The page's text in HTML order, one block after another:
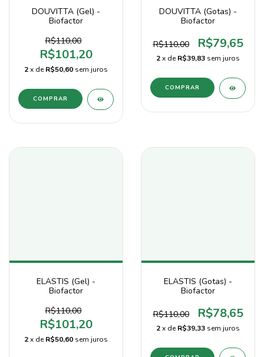
DOUVITTA (Gel) -
Biofactor
R$110,00
R$101,20
2x deR$50,60 sem juros
DOUVITTA (Gotas) -
Biofactor
R$110,00 R$79,65
2x deR$39,83 sem juros
ELASTIS (Gel) -
Biofactor
R$110,00
R$101,20
2x deR$50,60 sem juros
ELASTIS (Gotas) -
Biofactor
R$110,00 R$78,65
2x deR$39,33 sem juros